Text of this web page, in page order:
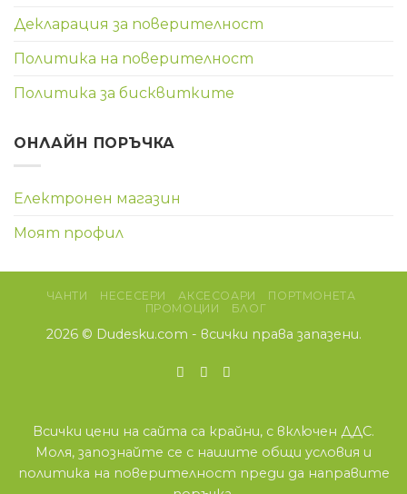
Декларация за поверителност
Политика на поверителност
Политика за бисквитките
ОНЛАЙН ПОРЪЧКА
Електронен магазин
Моят профил
ЧАНТИ НЕСЕСЕРИ АКСЕСОАРИ
ПОРТМОНЕТА
ПРОМОЦИИ
БЛОГ
2026 © Dudesku.com - всички права запазени.
Всички цени на сайта са крайни, с включен ДДС.
Моля, запознайте се с нашите общи условия и
политика на поверителност преди да направите